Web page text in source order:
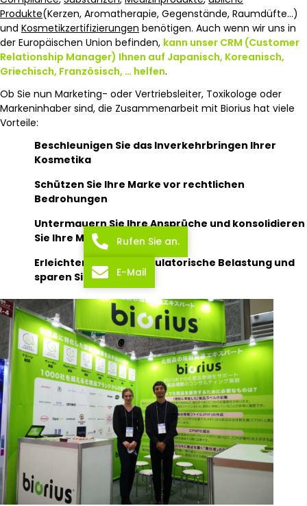
Produkte(Kerzen, Aromatherapie, Gegenstände, Raumdüfte…)
und Kosmetikzertifizierungen benötigen. Auch wenn wir uns in
der Europäischen Union befinden, kann unser CRM (Customer
Relationship Manager) Ihnen auf Japanisch, Koreanisch,
Griechisch, Französisch, … helfen.
Ob Sie nun Marketing- oder Vertriebsleiter, Toxikologe oder
Markeninhaber sind, die Zusammenarbeit mit Biorius hat viele
Vorteile:
Beschleunigen Sie das Inverkehrbringen Ihrer
Kosmetika
Schützen Sie Ihre Marke vor rechtlichen
Bedrohungen
Untermauern Sie Ihre Ansprüche und konsolidieren
Sie Ihre Marketingstrategie
Erleichtern Sie Ihre regulatorische Belastung und
sparen Sie Zeit
Rufen Sie an.
E-Mail